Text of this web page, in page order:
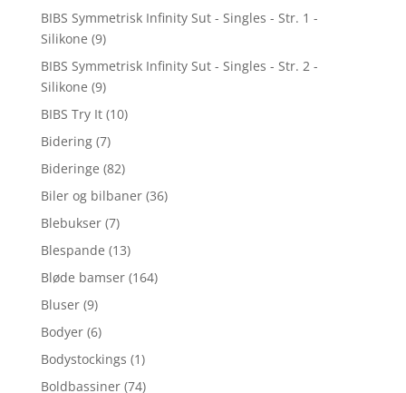
BIBS Symmetrisk Infinity Sut - Singles - Str. 1 -
Silikone (9)
BIBS Symmetrisk Infinity Sut - Singles - Str. 2 -
Silikone (9)
BIBS Try It (10)
Bidering (7)
Bideringe (82)
Biler og bilbaner (36)
Blebukser (7)
Blespande (13)
Bløde bamser (164)
Bluser (9)
Bodyer (6)
Bodystockings (1)
Boldbassiner (74)